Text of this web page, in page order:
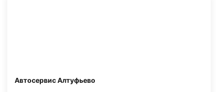
Автосервис Алтуфьево